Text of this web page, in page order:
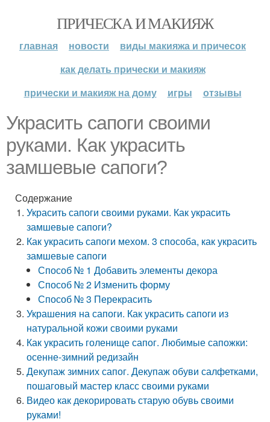
ПРИЧЕСКА И МАКИЯЖ
главная новости
виды макияжа и причесок
как делать прически и макияж
прически и макияж на дому
игры отзывы
Украсить сапоги своими
руками. Как украсить
замшевые сапоги?
Содержание
Украсить сапоги своими руками. Как украсить
замшевые сапоги?
Как украсить сапоги мехом. 3 способа, как украсить
замшевые сапоги
Способ № 1 Добавить элементы декора
Способ № 2 Изменить форму
Способ № 3 Перекрасить
Украшения на сапоги. Как украсить сапоги из
натуральной кожи своими руками
Как украсить голенище сапог. Любимые сапожки:
осенне-зимний редизайн
Декупаж зимних сапог. Декупаж обуви салфетками,
пошаговый мастер класс своими руками
Видео как декорировать старую обувь своими
руками!